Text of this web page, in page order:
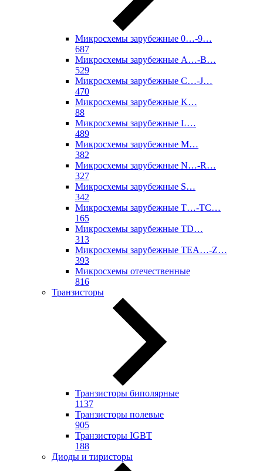
Микросхемы зарубежные 0…-9…
687
Микросхемы зарубежные A…-B…
529
Микросхемы зарубежные C…-J…
470
Микросхемы зарубежные K…
88
Микросхемы зарубежные L…
489
Микросхемы зарубежные M…
382
Микросхемы зарубежные N…-R…
327
Микросхемы зарубежные S…
342
Микросхемы зарубежные T…-TC…
165
Микросхемы зарубежные TD…
313
Микросхемы зарубежные TEA…-Z…
393
Микросхемы отечественные
816
Транзисторы
Транзисторы биполярные
1137
Транзисторы полевые
905
Транзисторы IGBT
188
Диоды и тиристоры